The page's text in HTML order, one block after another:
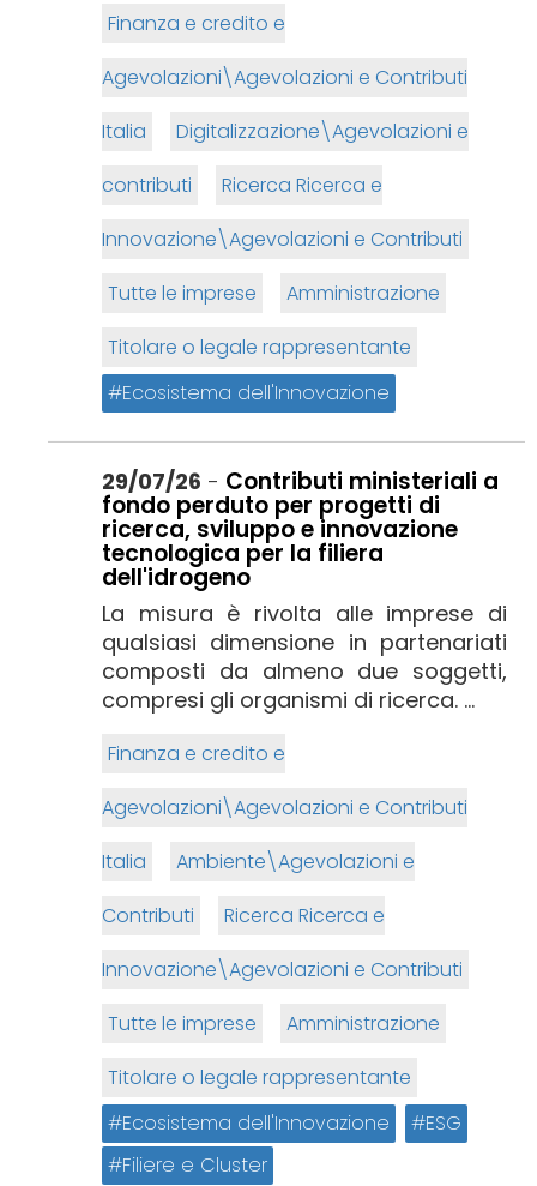
Finanza e credito e
Agevolazioni\Agevolazioni e Contributi
Italia
Digitalizzazione\Agevolazioni e
contributi
Ricerca Ricerca e
Innovazione\Agevolazioni e Contributi
Tutte le imprese
Amministrazione
Titolare o legale rappresentante
Ecosistema dell'Innovazione
29/07/26 - Contributi ministeriali a
fondo perduto per progetti di
ricerca, sviluppo e innovazione
tecnologica per la filiera
dell'idrogeno
La misura è rivolta alle imprese di
qualsiasi dimensione in partenariati
composti da almeno due soggetti,
compresi gli organismi di ricerca. ...
Finanza e credito e
Agevolazioni\Agevolazioni e Contributi
Italia
Ambiente\Agevolazioni e
Contributi
Ricerca Ricerca e
Innovazione\Agevolazioni e Contributi
Tutte le imprese
Amministrazione
Titolare o legale rappresentante
Ecosistema dell'Innovazione
ESG
Filiere e Cluster